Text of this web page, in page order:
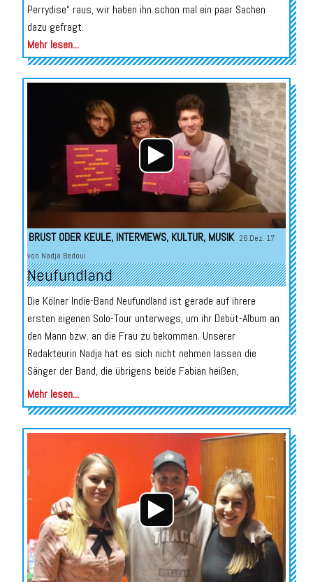
Perrydise“ raus, wir haben ihn schon mal ein paar Sachen
dazu gefragt.
Mehr lesen...
Audio-
Player
BRUST ODER KEULE, INTERVIEWS, KULTUR, MUSIK 26.Dez. 17
von Nadja Bedoui
Neufundland
Die Kölner Indie-Band Neufundland ist gerade auf ihrere
ersten eigenen Solo-Tour unterwegs, um ihr Debüt-Album an
den Mann bzw. an die Frau zu bekommen. Unserer
Redakteurin Nadja hat es sich nicht nehmen lassen die
Sänger der Band, die übrigens beide Fabian heißen,
Mehr lesen...
Audio-
Player